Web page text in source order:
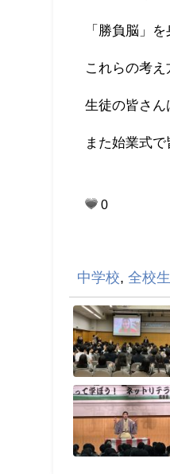
「勝負脳」
これらの考
生徒の皆さん
また始業式
0
中学校,全校